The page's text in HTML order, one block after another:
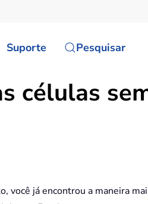
Suporte Pesquisar
células
já encontrou a maneira